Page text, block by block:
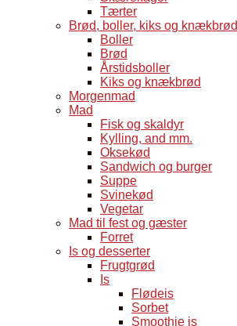
Tærter
Brød, boller, kiks og knækbrød
Boller
Brød
Årstidsboller
Kiks og knækbrød
Morgenmad
Mad
Fisk og skaldyr
Kylling, and mm.
Oksekød
Sandwich og burger
Suppe
Svinekød
Vegetar
Mad til fest og gæster
Forret
Is og desserter
Frugtgrød
Is
Flødeis
Sorbet
Smoothie is